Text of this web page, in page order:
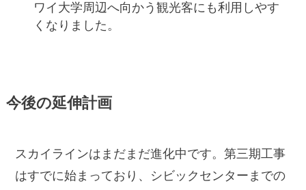
ワイ大学周辺へ向かう観光客にも利用しやす
くなりました。
今後の延伸計画
スカイラインはまだまだ進化中です。第三期工事
はすでに始まっており、シビックセンターまでの